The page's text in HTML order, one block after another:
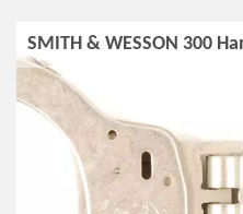
SMITH & WESSON 300